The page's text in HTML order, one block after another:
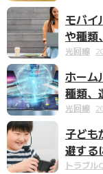
モバイ
や種類
光回線
ホーム
種類、
光回線
子ども
避する
トラブル